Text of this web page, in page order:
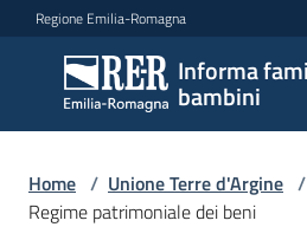
Vai al contenuto
Vai alla navigazione
Vai al footer
Regione Emilia-Romagna
Informa
bambini
Informa
famiglie
e
bambini
Home / Unione Terre d'Argine /
Regime patrimoniale dei beni